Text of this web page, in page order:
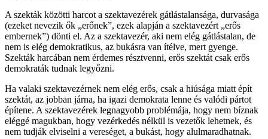
A szekták közötti harcot a szektavezérek gátlástalansága, durvasága
(ezeket nevezik ők „erőnek”, ezek alapján a szektavezért „erős
embernek”) dönti el. Az a szektavezér, aki nem elég gátlástalan, de
nem is elég demokratikus, az bukásra van ítélve, mert gyenge.
Szekták harcában nem érdemes résztvenni, erős szektát csak erős
demokraták tudnak legyőzni.
Ha valaki szektavezérnek nem elég erős, csak a hiúsága miatt épít
szektát, az jobban járna, ha igazi demokrata lenne és valódi pártot
építene. A szektavezérek legnagyobb problémája, hogy nem bíznak
eléggé magukban, hogy vezérkedés nélkül is vezetők lehetnek, és
nem tudják elviselni a vereséget, a bukást, hogy alulmaradhatnak.